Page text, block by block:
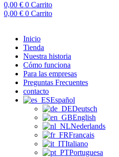
0,00 € 0 Carrito
0,00 € 0 Carrito
Inicio
Tienda
Nuestra historia
Cómo funciona
Para las empresas
Preguntas Frecuentes
contacto
Español
Deutsch
English
Nederlands
Français
Italiano
Portuguesa